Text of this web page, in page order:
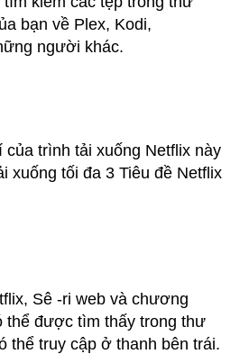
bạn về Plex, Kodi,
người khác.
của trình tải xuống Netflix này
xuống tối đa 3 Tiêu đề Netflix
Sê -ri web và chương
thể được tìm thấy trong thư
thể truy cập ở thanh bên trái.